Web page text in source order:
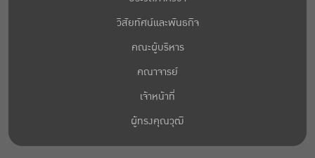
วิสัยทัศน์และพันธกิจ
คณะผู้บริหาร
คณาจารย์
เจ้าหน้าที่
ผู้ทรงคุณวุฒิ